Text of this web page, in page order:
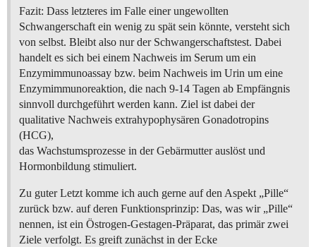
Fazit: Dass letzteres im Falle einer ungewollten
Schwangerschaft ein wenig zu spät sein könnte, versteht sich
von selbst. Bleibt also nur der Schwangerschaftstest. Dabei
handelt es sich bei einem Nachweis im Serum um ein
Enzymimmunoassay bzw. beim Nachweis im Urin um eine
Enzymimmunoreaktion, die nach 9-14 Tagen ab Empfängnis
sinnvoll durchgeführt werden kann. Ziel ist dabei der
qualitative Nachweis extrahypophysären Gonadotropins
(HCG),
das Wachstumsprozesse in der Gebärmutter auslöst und
Hormonbildung stimuliert.
Zu guter Letzt komme ich auch gerne auf den Aspekt „Pille“
zurück bzw. auf deren Funktionsprinzip: Das, was wir „Pille“
nennen, ist ein Östrogen-Gestagen-Präparat, das primär zwei
Ziele verfolgt. Es greift zunächst in der Ecke